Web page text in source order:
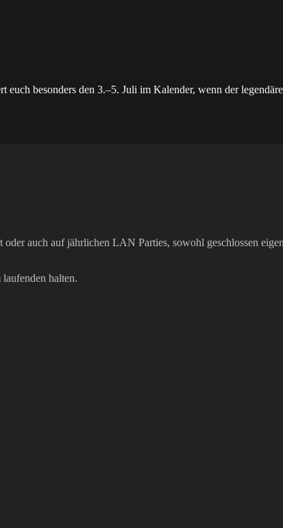
besonders den 3.–5. Juli im Kalender, wenn der
auch auf jährlichen LAN Parties, sowohl geschlossen
halten.